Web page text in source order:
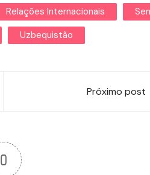
Relações Internacionais
Uzbequistão
Próximo post
0